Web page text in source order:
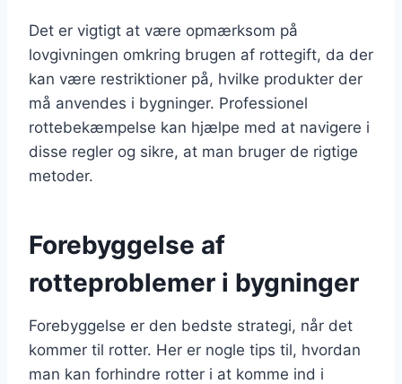
Det er vigtigt at være opmærksom på
lovgivningen omkring brugen af rottegift, da der
kan være restriktioner på, hvilke produkter der
må anvendes i bygninger. Professionel
rottebekæmpelse kan hjælpe med at navigere i
disse regler og sikre, at man bruger de rigtige
metoder.
Forebyggelse af
rotteproblemer i bygninger
Forebyggelse er den bedste strategi, når det
kommer til rotter. Her er nogle tips til, hvordan
man kan forhindre rotter i at komme ind i